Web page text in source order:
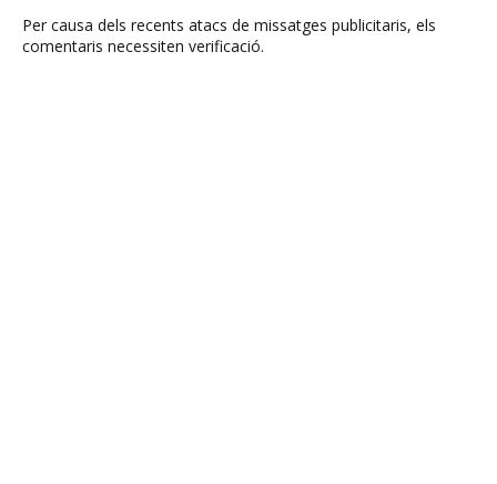
Per causa dels recents atacs de missatges publicitaris, els
comentaris necessiten verificació.